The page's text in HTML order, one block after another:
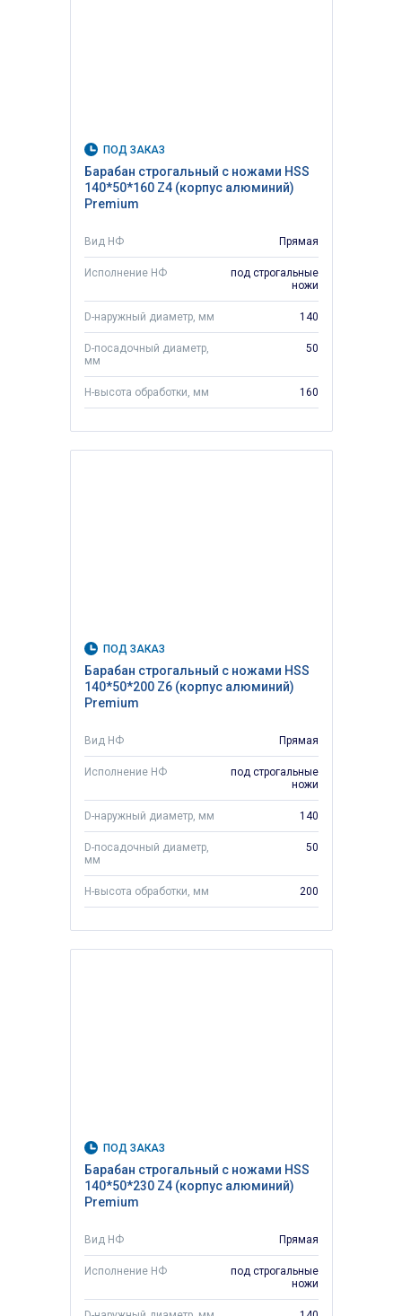
ПОД ЗАКАЗ
Барабан строгальный с ножами HSS
140*50*160 Z4 (корпус алюминий)
Premium
Вид НФ Прямая
Исполнение НФ
под строгальные
ножи
D-наружный диаметр, мм 140
D-посадочный диаметр,
мм
50
H-высота обработки, мм 160
ПОД ЗАКАЗ
Барабан строгальный с ножами HSS
140*50*200 Z6 (корпус алюминий)
Premium
Вид НФ Прямая
Исполнение НФ
под строгальные
ножи
D-наружный диаметр, мм 140
D-посадочный диаметр,
мм
50
H-высота обработки, мм 200
ПОД ЗАКАЗ
Барабан строгальный с ножами HSS
140*50*230 Z4 (корпус алюминий)
Premium
Вид НФ Прямая
Исполнение НФ
под строгальные
ножи